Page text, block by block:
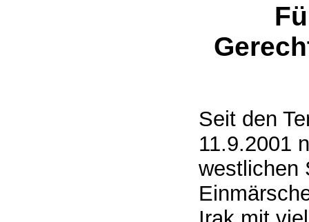
Seit den
11.9.2001
westlichen